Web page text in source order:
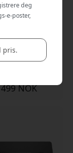
C-
for
med 7 USB-C-
NOK
deg
e-poster,
pris.